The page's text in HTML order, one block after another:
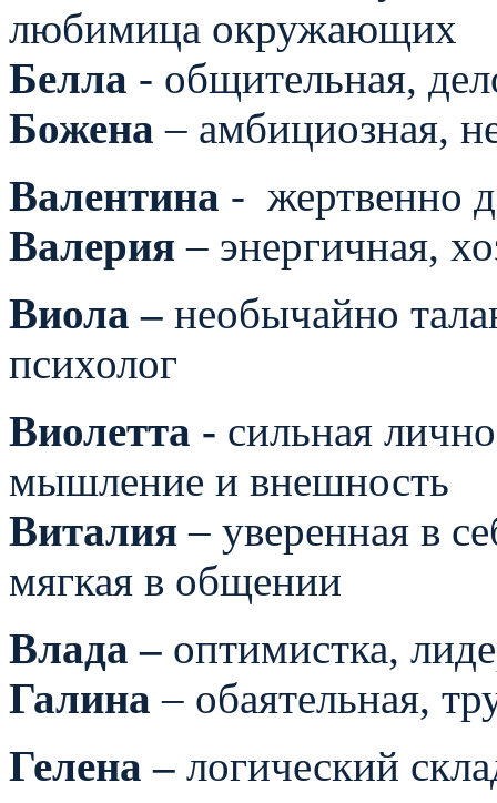
любимица окружающих
Белла - общительная,
Божена – амбициозная,
Валентина - жертвенно
Валерия – энергичная,
Виола – необычайно
психолог
Виолетта - сильная
мышление и внешность
Виталия – уверенная в
мягкая в общении
Влада – оптимистка,
Галина – обаятельная,
Гелена – логический